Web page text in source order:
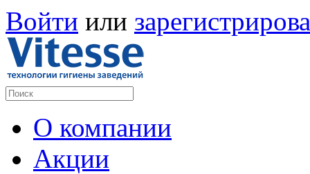
Войти или
О компании
Акции